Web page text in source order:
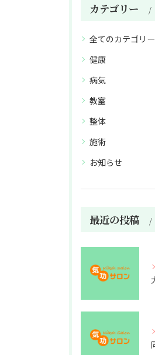
カテゴリー
全てのカテゴリー
健康
病気
教室
整体
施術
お知らせ
最近の投稿